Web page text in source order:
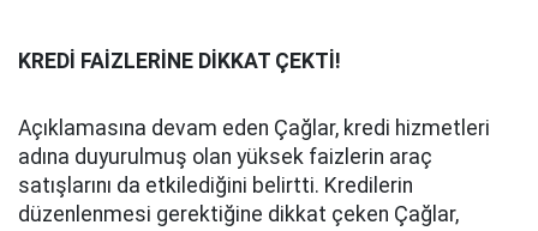
KREDİ FAİZLERİNE DİKKAT ÇEKTİ!
Açıklamasına devam eden Çağlar, kredi hizmetleri
adına duyurulmuş olan yüksek faizlerin araç
satışlarını da etkilediğini belirtti. Kredilerin
düzenlenmesi gerektiğine dikkat çeken Çağlar,